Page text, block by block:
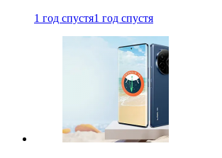
1 год спустя1 год спустя